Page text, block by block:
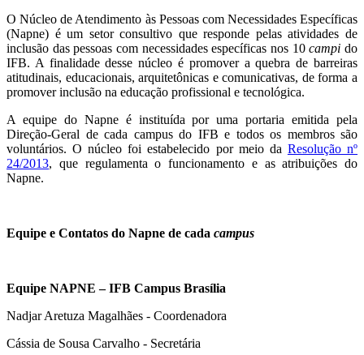
O Núcleo de Atendimento às Pessoas com Necessidades Específicas
(Napne) é um setor consultivo que responde pelas atividades de
inclusão das pessoas com necessidades específicas nos 10campi do
IFB. A finalidade desse núcleo é promover a quebra de barreiras
atitudinais, educacionais, arquitetônicas e comunicativas, de forma a
promover inclusão na educação profissional e tecnológica.
A equipe do Napne é instituída por uma portaria emitida pela
Direção-Geral de cada campus do IFB e todos os membros são
voluntários. O núcleo foi estabelecido por meio da Resolução nº
24/2013, que regulamenta o funcionamento e as atribuições do
Napne.
Equipe e Contatos do Napne de cada campus
Equipe NAPNE – IFB Campus Brasília
Nadjar Aretuza Magalhães - Coordenadora
Cássia de Sousa Carvalho - Secretária